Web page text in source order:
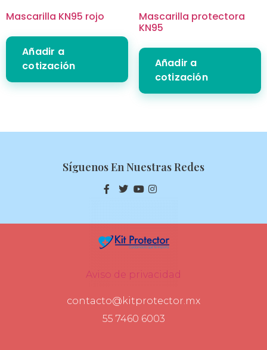
Mascarilla KN95 rojo
Añadir a
cotización
Mascarilla protectora
KN95
Añadir a
cotización
Síguenos En Nuestras Redes
Aviso de privacidad
contacto@kitprotector.mx
55 7460 6003